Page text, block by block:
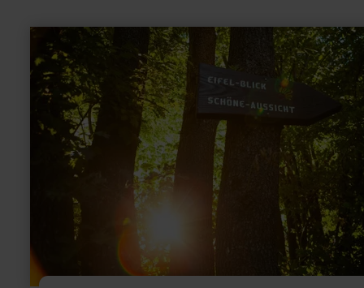
learn
more
about:
Eifel-
"Schöne
Aussicht"